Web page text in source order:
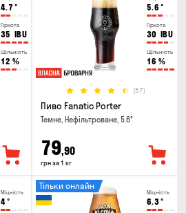
4.7 °
Гіркота
35 IBU
Щільність
12 %
5.6 °
Гіркота
30 IBU
Щільність
16 %
(57)
Пиво Fanatic Porter
Темне, Нефільтроване, 5.6°
79,90
грн за 1 кг
Міцність
4°
Міцність
6.3°
Тільки онлайн